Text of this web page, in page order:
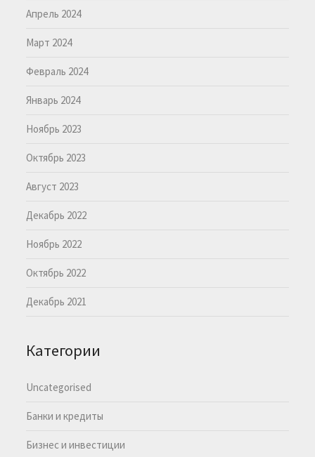
Апрель 2024
Март 2024
Февраль 2024
Январь 2024
Ноябрь 2023
Октябрь 2023
Август 2023
Декабрь 2022
Ноябрь 2022
Октябрь 2022
Декабрь 2021
Категории
Uncategorised
Банки и кредиты
Бизнес и инвестиции